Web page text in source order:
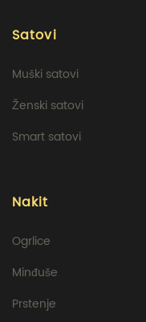
Satovi
Muški satovi
Ženski satovi
Smart satovi
Nakit
Ogrlice
Minđuše
Prstenje